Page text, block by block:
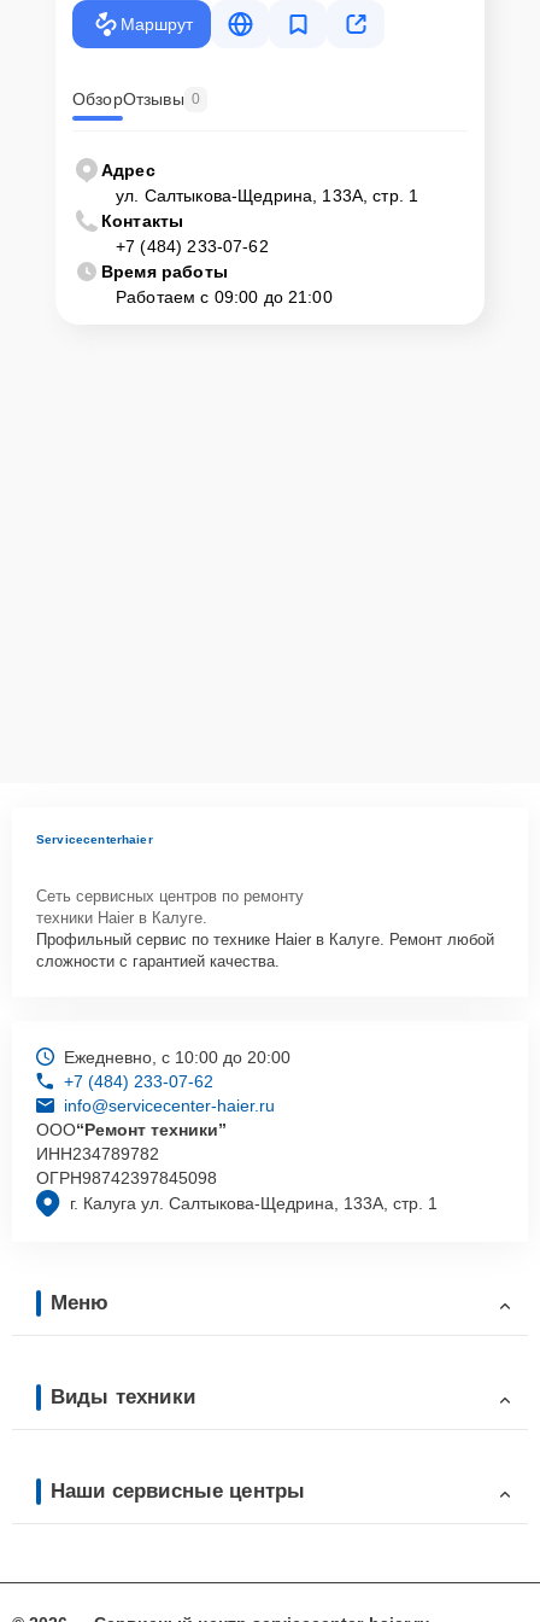
крупногабаритной техники, он может заказать курьерскую
доставку или услугу выезда мастера. Специалист приедет в
Как приехать в сервисный
центр
Клиент может самостоятельно привезти устройство на
диагностику и ремонт. Для этого нужно позвонить по телефону
горячей линии или оставить заявку, согласовать удобное время и
подъехать по адресу: г. Калуга, ул. Салтыкова-Щедрина, 133А, стр.
Маршрут
ОбзорОтзывы 0
Адрес
ул. Салтыкова-Щедрина, 133А, стр. 1
Контакты
+7 (484) 233-07-62
Время работы
Работаем с 09:00 до 21:00
Servicecenterhaier
Сеть сервисных центров по ремонту
техники Haier в Калуге.
Профильный сервис по технике Haier в Калуге. Ремонт любой
сложности с гарантией качества.
г. Калуга ул. Салтыкова-Щедрина, 133А, стр. 1
Ежедневно, с 10:00 до 20:00
+7 (484) 233-07-62
info@servicecenter-haier.ru
ООО“Ремонт техники”
ИНН234789782
ОГРН98742397845098
Меню
Виды техники
Наши сервисные центры